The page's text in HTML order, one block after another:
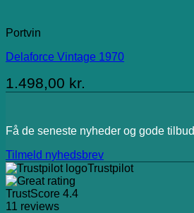
Portvin
Delaforce Vintage 1970
1.498,00 kr.
Få de seneste nyheder og gode tilbud
Tilmeld nyhedsbrev
Trustpilot
TrustScore 4.4
11 reviews